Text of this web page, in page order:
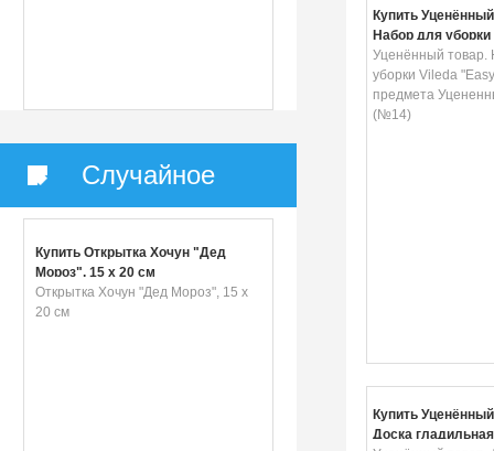
Случайное
Купить Открытка Хочун "Дед
Мороз", 15 х 20 см
Открытка Хочун "Дед Мороз", 15 х
20 см
Купить
Набор для уборки
"Easy Wring", 2
Уцененный товар
Уценённый товар.
уборки Vileda
предмета
(№14)
Купить
Доска